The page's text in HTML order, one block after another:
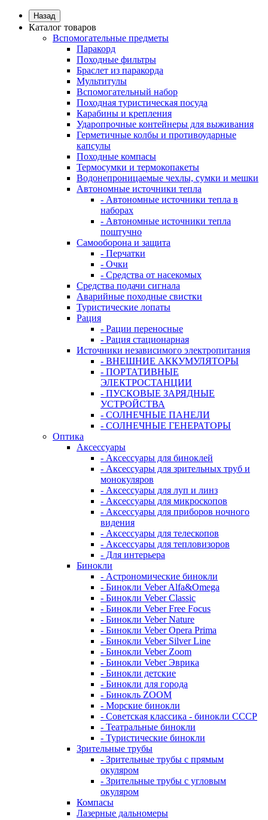
Назад
Каталог товаров
Вспомогательные предметы
Паракорд
Походные фильтры
Браслет из паракорда
Мультитулы
Вспомогательный набор
Походная туристическая посуда
Карабины и крепления
Ударопрочные контейнеры для выживания
Герметичные колбы и противоударные
капсулы
Походные компасы
Термосумки и термокопакеты
Водонепроницаемые чехлы, сумки и мешки
Автономные источники тепла
- Автономные источники тепла в
наборах
- Автономные источники тепла
поштучно
Самооборона и защита
- Перчатки
- Очки
- Средства от насекомых
Средства подачи сигнала
Аварийные походные свистки
Туристические лопаты
Рация
- Рации переносные
- Рация стационарная
Источники независимого электропитания
- ВНЕШНИЕ АККУМУЛЯТОРЫ
- ПОРТАТИВНЫЕ
ЭЛЕКТРОСТАНЦИИ
- ПУСКОВЫЕ ЗАРЯДНЫЕ
УСТРОЙСТВА
- СОЛНЕЧНЫЕ ПАНЕЛИ
- СОЛНЕЧНЫЕ ГЕНЕРАТОРЫ
Оптика
Аксессуары
- Аксессуары для биноклей
- Аксессуары для зрительных труб и
монокуляров
- Аксессуары для луп и линз
- Аксессуары для микроскопов
- Аксессуары для приборов ночного
видения
- Аксессуары для телескопов
- Аксессуары для тепловизоров
- Для интерьера
Бинокли
- Астрономические бинокли
- Бинокли Veber Alfa&Omega
- Бинокли Veber Classic
- Бинокли Veber Free Focus
- Бинокли Veber Nature
- Бинокли Veber Opera Prima
- Бинокли Veber Silver Line
- Бинокли Veber Zoom
- Бинокли Veber Эврика
- Бинокли детские
- Бинокли для города
- Бинокль ZOOM
- Морские бинокли
- Советская классика - бинокли СССР
- Театральные бинокли
- Туристические бинокли
Зрительные трубы
- Зрительные трубы с прямым
окуляром
- Зрительные трубы с угловым
окуляром
Компасы
Лазерные дальномеры